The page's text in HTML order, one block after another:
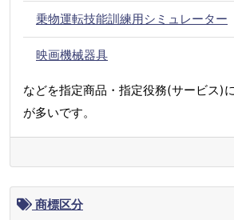
乗物運転技能訓練用シミュレーター
映画機械器具
などを指定商品・指定役務(サービス)
が多いです。
商標区分